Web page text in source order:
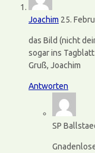
Joachim 25.
das Bild (nicht
sogar ins
Gruß, Joachim
Antworten
SP